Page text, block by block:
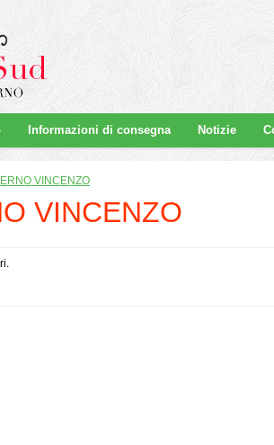
Informazioni di consegna Notizie
VINCENZO
VINCENZO